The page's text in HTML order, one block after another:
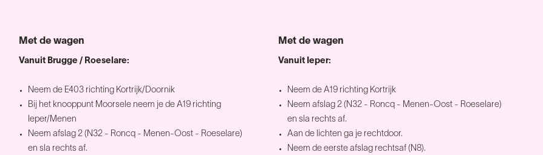
Met de wagen
Vanuit Brugge / Roeselare:
Neem de E403 richting Kortrijk/Doornik
Bij het knooppunt Moorsele neem je de A19 richting
Ieper/Menen
Neem afslag 2 (N32 - Roncq - Menen-Oost - Roeselare)
en sla rechts af.
Met de wagen
Vanuit Ieper:
Neem de A19 richting Kortrijk
Neem afslag 2 (N32 - Roncq - Menen-Oost - Roeselare)
en sla rechts af.
Aan de lichten ga je rechtdoor.
Neem de eerste afslag rechtsaf (N8).